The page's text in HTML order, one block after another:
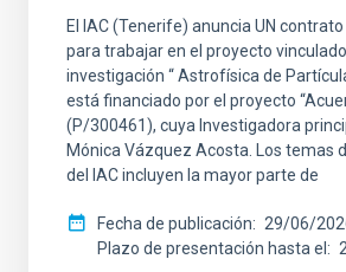
El IAC (Tenerife) anuncia UN
para trabajar en el proyecto
investigación “ Astrofísica de
está financiado por el proyecto
(P/300461), cuya Investigadora
Mónica Vázquez Acosta. Los temas
del IAC incluyen la mayor parte de
Fecha de publicación
29/06/
Plazo de presentación hasta el